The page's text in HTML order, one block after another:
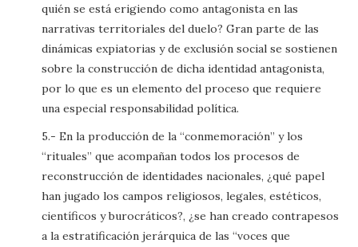
quién se está erigiendo como antagonista en las
narrativas territoriales del duelo? Gran parte de las
dinámicas expiatorias y de exclusión social se sostienen
sobre la construcción de dicha identidad antagonista,
por lo que es un elemento del proceso que requiere
una especial responsabilidad política.
5.- En la producción de la “conmemoración” y los
“rituales” que acompañan todos los procesos de
reconstrucción de identidades nacionales, ¿qué papel
han jugado los campos religiosos, legales, estéticos,
científicos y burocráticos?, ¿se han creado contrapesos
a la estratificación jerárquica de las “voces que